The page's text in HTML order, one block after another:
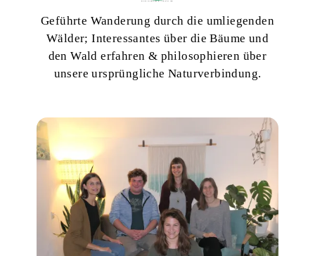
Geführte Wanderung durch die umliegenden
Wälder; Interessantes über die Bäume und
den Wald erfahren & philosophieren über
unsere ursprüngliche Naturverbindung.